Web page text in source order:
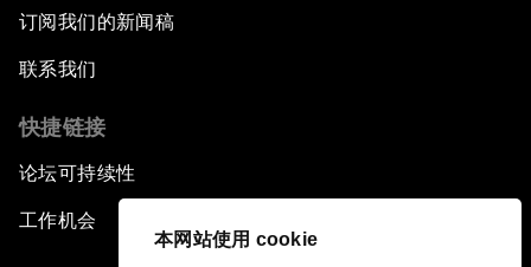
本网站使用 cookie
订阅我们的新闻稿
联系我们
快捷链接
论坛可持续性
工作机会